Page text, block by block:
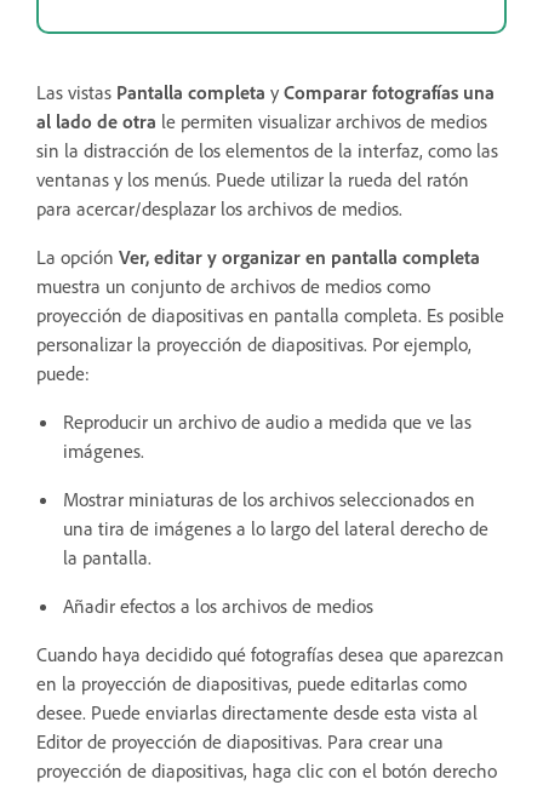
Las vistas Pantalla completa y Comparar fotografías una
al lado de otra le permiten visualizar archivos de medios
sin la distracción de los elementos de la interfaz, como las
ventanas y los menús. Puede utilizar la rueda del ratón
para acercar/desplazar los archivos de medios.
La opción Ver, editar y organizar en pantalla completa
muestra un conjunto de archivos de medios como
proyección de diapositivas en pantalla completa. Es posible
personalizar la proyección de diapositivas. Por ejemplo,
puede:
Reproducir un archivo de audio a medida que ve las
imágenes.
Mostrar miniaturas de los archivos seleccionados en
una tira de imágenes a lo largo del lateral derecho de
la pantalla.
Añadir efectos a los archivos de medios
Cuando haya decidido qué fotografías desea que aparezcan
en la proyección de diapositivas, puede editarlas como
desee. Puede enviarlas directamente desde esta vista al
Editor de proyección de diapositivas. Para crear una
proyección de diapositivas, haga clic con el botón derecho